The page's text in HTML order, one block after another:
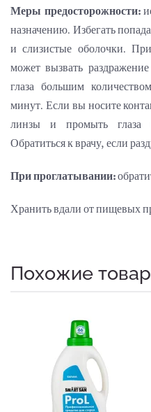
Меры предосторожности:
назначению. Избегать
и слизистые оболочки.
может вызвать
глаза большим
минут. Если вы носите
линзы и промыть глаза
Обратиться к врачу, если
При проглатывании:
Хранить вдали от пищевых
Похожие